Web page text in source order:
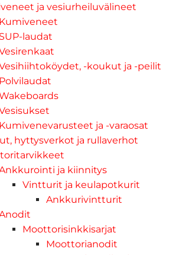
ja vesiurheiluvälineet
Kumiveneet
SUP-laudat
-koukut ja -peilit
Polvilaudat
Kumivenevarusteet ja -varaosat
hyttysverkot ja rullaverhot
ja kiinnitys
Vintturit ja keulapotkurit
Ankkurivintturit
Moottorisinkkisarjat
Moottorianodit